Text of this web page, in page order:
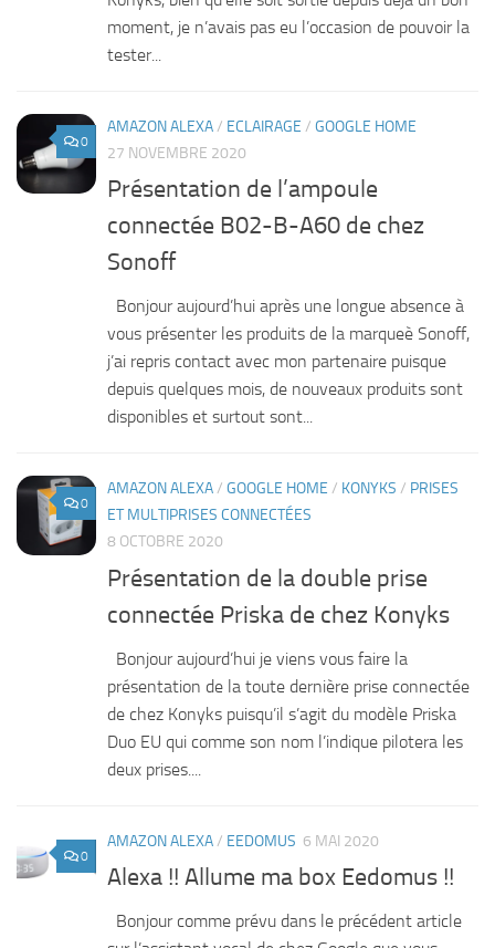
moment, je n’avais pas eu l’occasion de pouvoir la
tester...
0
AMAZON ALEXA/ ECLAIRAGE / GOOGLE HOME
27 NOVEMBRE 2020
Présentation de l’ampoule
connectée B02-B-A60 de chez
Sonoff
Bonjour aujourd’hui après une longue absence à
vous présenter les produits de la marqueè Sonoff,
j’ai repris contact avec mon partenaire puisque
depuis quelques mois, de nouveaux produits sont
disponibles et surtout sont...
0
AMAZON ALEXA/ GOOGLE HOME / KONYKS / PRISES
ET MULTIPRISES CONNECTÉES
8 OCTOBRE 2020
Présentation de la double prise
connectée Priska de chez Konyks
Bonjour aujourd’hui je viens vous faire la
présentation de la toute dernière prise connectée
de chez Konyks puisqu’il s’agit du modèle Priska
Duo EU qui comme son nom l’indique pilotera les
deux prises....
0
AMAZON ALEXA/ EEDOMUS 6 MAI 2020
Alexa !! Allume ma box Eedomus !!
Bonjour comme prévu dans le précédent article